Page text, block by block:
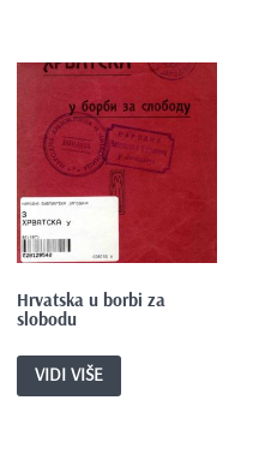
Hrvatska u borbi za
slobodu
VIDI VIŠE